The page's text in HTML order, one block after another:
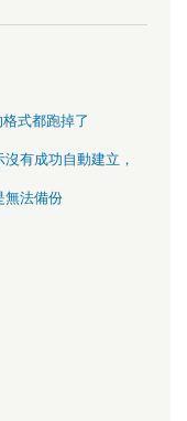
式都跑掉了
有成功自動建立，
無法備份